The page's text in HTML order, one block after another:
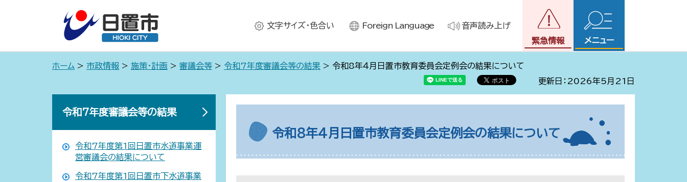
文字サイズ・色合い Foreign Language
音声読み上げ
緊急情報
メニュー
ホーム > 市政情報 > 施策・計画 > 審議会等 > 令和7年度審議会等の結果 > 令和8年４月日置市教育委員会定例会の結果について
更新日：2026年5月21日
令和7年度審議会等の結果
令和7年度第1回日置市水道事業運
営審議会の結果について
令和7年度第1回日置市下水道事業
令和8年4月日置市教育委員会定例会の結果について